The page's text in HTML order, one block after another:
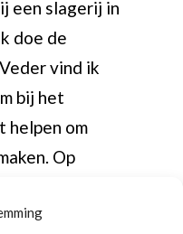
een slagerij in
doe de
vind ik
bij het
helpen om
Op
Hier